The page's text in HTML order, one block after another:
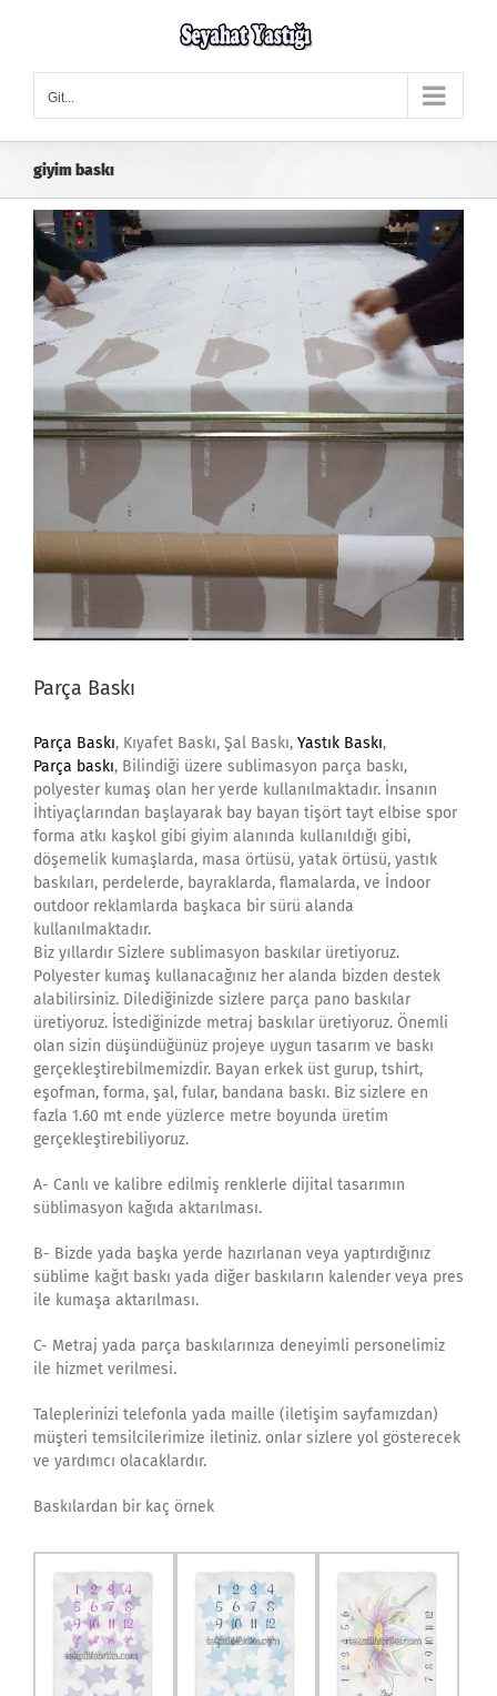
Git...
giyim baskı
Parça Baskı
Parça Baskı, Kıyafet Baskı, Şal Baskı, Yastık Baskı,
Parça baskı, Bilindiği üzere sublimasyon parça baskı,
polyester kumaş olan her yerde kullanılmaktadır. İnsanın
İhtiyaçlarından başlayarak bay bayan tişört tayt elbise spor
forma atkı kaşkol gibi giyim alanında kullanıldığı gibi,
döşemelik kumaşlarda, masa örtüsü, yatak örtüsü, yastık
baskıları, perdelerde, bayraklarda, flamalarda, ve İndoor
outdoor reklamlarda başkaca bir sürü alanda
kullanılmaktadır.
Biz yıllardır Sizlere sublimasyon baskılar üretiyoruz.
Polyester kumaş kullanacağınız her alanda bizden destek
alabilirsiniz. Dilediğinizde sizlere parça pano baskılar
üretiyoruz. İstediğinizde metraj baskılar üretiyoruz. Önemli
olan sizin düşündüğünüz projeye uygun tasarım ve baskı
gerçekleştirebilmemizdir. Bayan erkek üst gurup, tshirt,
eşofman, forma, şal, fular, bandana baskı. Biz sizlere en
fazla 1.60 mt ende yüzlerce metre boyunda üretim
gerçekleştirebiliyoruz.
A- Canlı ve kalibre edilmiş renklerle dijital tasarımın
süblimasyon kağıda aktarılması.
B- Bizde yada başka yerde hazırlanan veya yaptırdığınız
süblime kağıt baskı yada diğer baskıların kalender veya pres
ile kumaşa aktarılması.
C- Metraj yada parça baskılarınıza deneyimli personelimiz
ile hizmet verilmesi.
Taleplerinizi telefonla yada maille (iletişim sayfamızdan)
müşteri temsilcilerimize iletiniz. onlar sizlere yol gösterecek
ve yardımcı olacaklardır.
Baskılardan bir kaç örnek